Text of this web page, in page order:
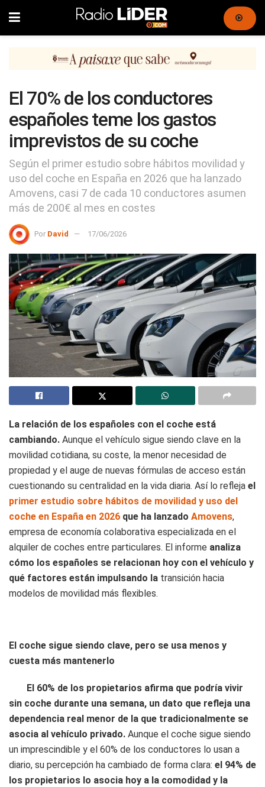
El 70% de los conductores
españoles teme los gastos
imprevistos de su coche
Según el primer estudio sobre hábitos movilidad y
uso del coche en España en 2026 que ha lanzado
Amovens, casi 7 de cada 10 conductores asumen
más de 200€ al mes en costes
Por David 17/06/2026
La relación de los españoles con el coche está
cambiando. Aunque el vehículo sigue siendo clave en la
movilidad cotidiana, su coste, la menor necesidad de
propiedad y el auge de nuevas fórmulas de acceso están
cuestionando su centralidad en la vida diaria. Así lo refleja el
primer estudio sobre hábitos de movilidad y uso del
coche en España en 2026 que ha lanzado Amovens,
empresa de economía colaborativa especializada en el
alquiler de coches entre particulares. El informe analiza
cómo los españoles se relacionan hoy con el vehículo y
qué factores están impulsando la transición hacia
modelos de movilidad más flexibles.
El coche sigue siendo clave, pero se usa menos y
cuesta más mantenerlo
El 60% de los propietarios afirma que podría vivir
sin coche durante una semana, un dato que refleja una
dependencia real menor de la que tradicionalmente se
asocia al vehículo privado. Aunque el coche sigue siendo
un imprescindible y el 60% de los conductores lo usan a
diario, su percepción ha cambiado de forma clara: el 94% de
los propietarios lo asocia hoy a la comodidad y la